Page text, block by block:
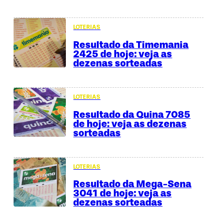
LOTERIAS
Resultado da Timemania
2425 de hoje: veja as
dezenas sorteadas
LOTERIAS
Resultado da Quina 7085
de hoje: veja as dezenas
sorteadas
LOTERIAS
Resultado da Mega-Sena
3041 de hoje: veja as
dezenas sorteadas